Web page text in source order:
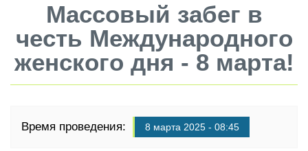
Массовый забег в
честь Международного
женского дня - 8 марта!
Время проведения: 8 марта 2025 - 08:45